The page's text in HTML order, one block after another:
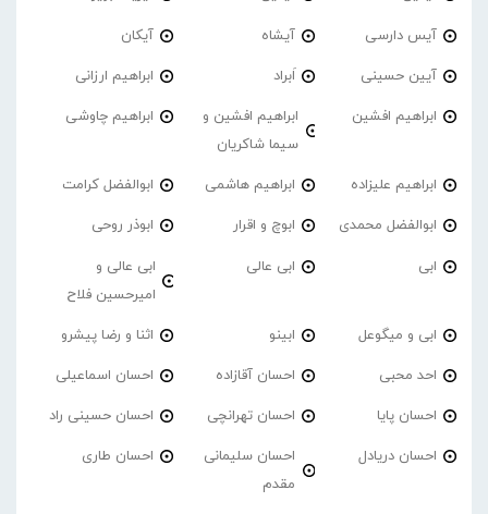
آیس دارسی آیشاه آیکان
آیین حسینی اَبراد ابراهیم ارزانی
ابراهیم افشین
ابراهیم افشین و
سیما شاکریان
ابراهیم چاوشی
ابراهیم علیزاده ابراهیم هاشمی ابوالفضل کرامت
ابوالفضل محمدی ابوچ و اقرار ابوذر روحی
ابی ابی عالی
ابی عالی و
امیرحسین فلاح
ابی و میگوعل ابینو اثنا و رضا پیشرو
احد محبی احسان آقازاده احسان اسماعیلی
احسان پایا احسان تهرانچی احسان حسینی راد
احسان دریادل
احسان سلیمانی
مقدم
احسان طاری